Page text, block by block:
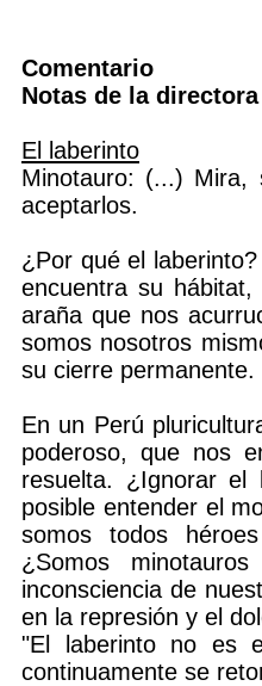
Comentario
Notas de la directora
El laberinto
Minotauro: (...) Mira,
aceptarlos.
¿Por qué el
encuentra su
araña que nos
somos nosotros
su cierre permanente.
En un Perú
poderoso, que nos
resuelta. ¿Ignorar el
posible entender el
somos todos
¿Somos
inconsciencia de
en la represión y el
"El laberinto no es
continuamente se